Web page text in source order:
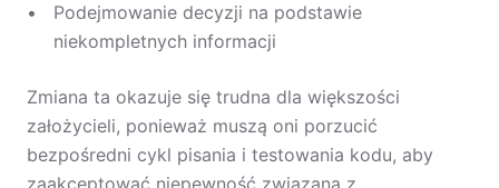
Podejmowanie decyzji na podstawie
niekompletnych informacji
Zmiana ta okazuje się trudna dla większości
założycieli, ponieważ muszą oni porzucić
bezpośredni cykl pisania i testowania kodu, aby
zaakceptować niepewność związaną z